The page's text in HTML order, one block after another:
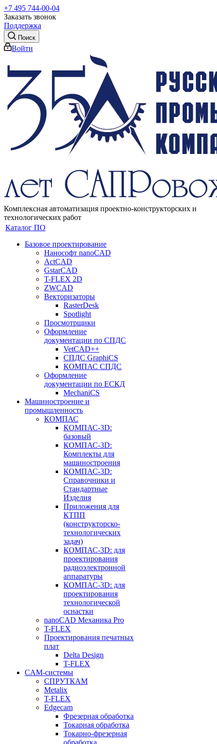
+7 495 744-00-04
Заказать звонок
Поддержка
Поиск
Войти
Комплексная автоматизация проектно-конструкторских и
технологических работ
Каталог ПО
Базовое проектирование
Нанософт nanoCAD
ActCAD
GstarCAD
T-FLEX 2D
ZWCAD
Векторизаторы
RasterDesk
Spotlight
Просмотрщики
Оформление
документации по СПДС
VetCAD++
СПДС GraphiCS
КОМПАС СПДС
Оформление
документации по ЕСКД
MechaniCS
Машиностроение и
промышленность
КОМПАС
КОМПАС-3D:
базовый
КОМПАС-3D:
Комплекты для
машиностроения
КОМПАС-3D:
Справочники и
Стандартные
Изделия
Приложения для
КТПП
(конструкторско-
технологических
задач)
КОМПАС-3D: для
проектирования
радиоэлектронной
аппаратуры
КОМПАС-3D: для
проектирования
технологической
оснастки
nanoCAD Механика Pro
T-FLEX
Проектирования печатных
плат
Delta Design
T-FLEX
CAM-системы
СПРУТКAM
Metalix
T-FLEX
Edgecam
Фрезерная обработка
Токарная обработка
Токарно-фрезерная
обработка